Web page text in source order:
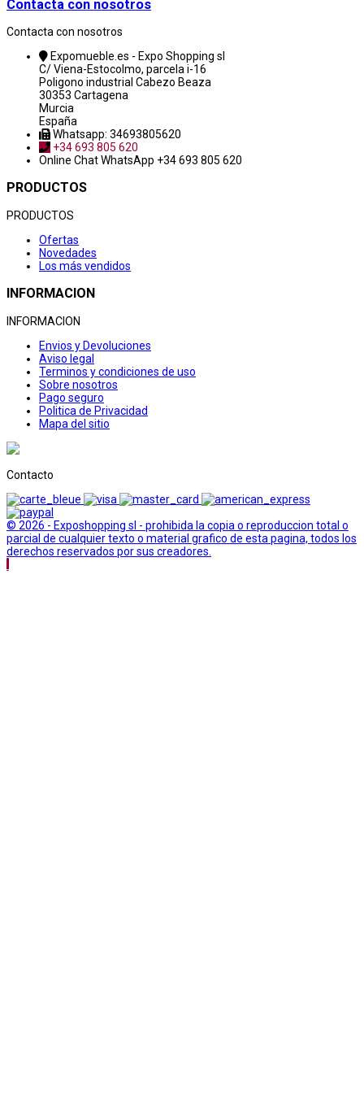
Contacta con nosotros
Contacta con nosotros
Expomueble.es - Expo Shopping sl
C/ Viena-Estocolmo, parcela i-16
Poligono industrial Cabezo Beaza
30353 Cartagena
Murcia
España
Whatsapp: 34693805620
+34 693 805 620
Online ChatWhatsApp +34 693 805 620
PRODUCTOS
PRODUCTOS
Ofertas
Novedades
Los más vendidos
INFORMACION
INFORMACION
Envios y Devoluciones
Aviso legal
Terminos y condiciones de uso
Sobre nosotros
Pago seguro
Politica de Privacidad
Mapa del sitio
Contacto
© 2026 - Exposhopping sl - prohibida la copia o reproduccion total o
parcial de cualquier texto o material grafico de esta pagina, todos los
derechos reservados por sus creadores.